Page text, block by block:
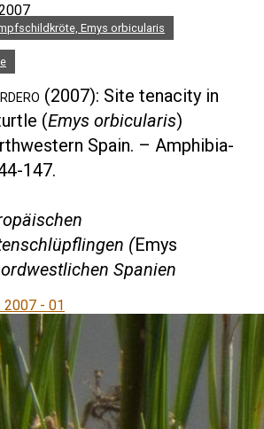
Emys orbicularis
(2007): Site tenacity in
(Emys orbicularis)
Spain. – Amphibia-
147.
(Emys
Spanien
- 01